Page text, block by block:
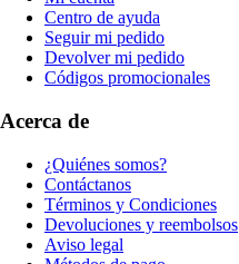
Centro de ayuda
Seguir mi pedido
Devolver mi pedido
Códigos promocionales
Acerca de
¿Quiénes somos?
Contáctanos
Términos y Condiciones
Devoluciones y reembolsos
Aviso legal